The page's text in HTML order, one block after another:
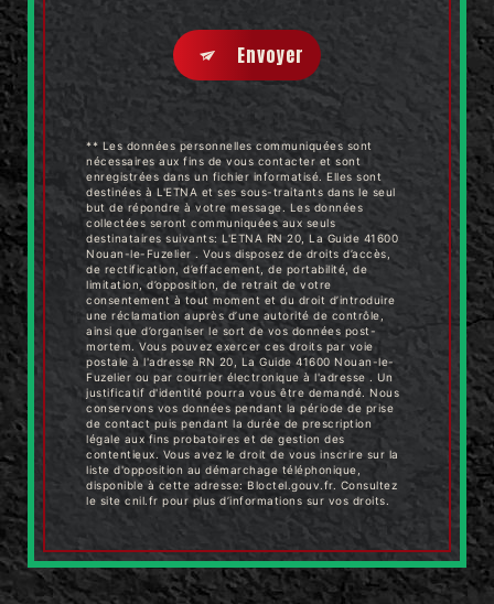
Envoyer
** Les données personnelles communiquées sont
nécessaires aux fins de vous contacter et sont
enregistrées dans un fichier informatisé. Elles sont
destinées à L'ETNA et ses sous-traitants dans le seul
but de répondre à votre message. Les données
collectées seront communiquées aux seuls
destinataires suivants: L'ETNA RN 20, La Guide 41600
Nouan-le-Fuzelier . Vous disposez de droits d’accès,
de rectification, d’effacement, de portabilité, de
limitation, d’opposition, de retrait de votre
consentement à tout moment et du droit d’introduire
une réclamation auprès d’une autorité de contrôle,
ainsi que d’organiser le sort de vos données post-
mortem. Vous pouvez exercer ces droits par voie
postale à l'adresse RN 20, La Guide 41600 Nouan-le-
Fuzelier ou par courrier électronique à l'adresse . Un
justificatif d'identité pourra vous être demandé. Nous
conservons vos données pendant la période de prise
de contact puis pendant la durée de prescription
légale aux fins probatoires et de gestion des
contentieux. Vous avez le droit de vous inscrire sur la
liste d'opposition au démarchage téléphonique,
disponible à cette adresse: Bloctel.gouv.fr. Consultez
le site cnil.fr pour plus d’informations sur vos droits.